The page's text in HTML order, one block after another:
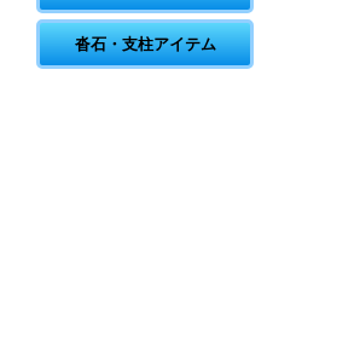
沓石・支柱アイテム